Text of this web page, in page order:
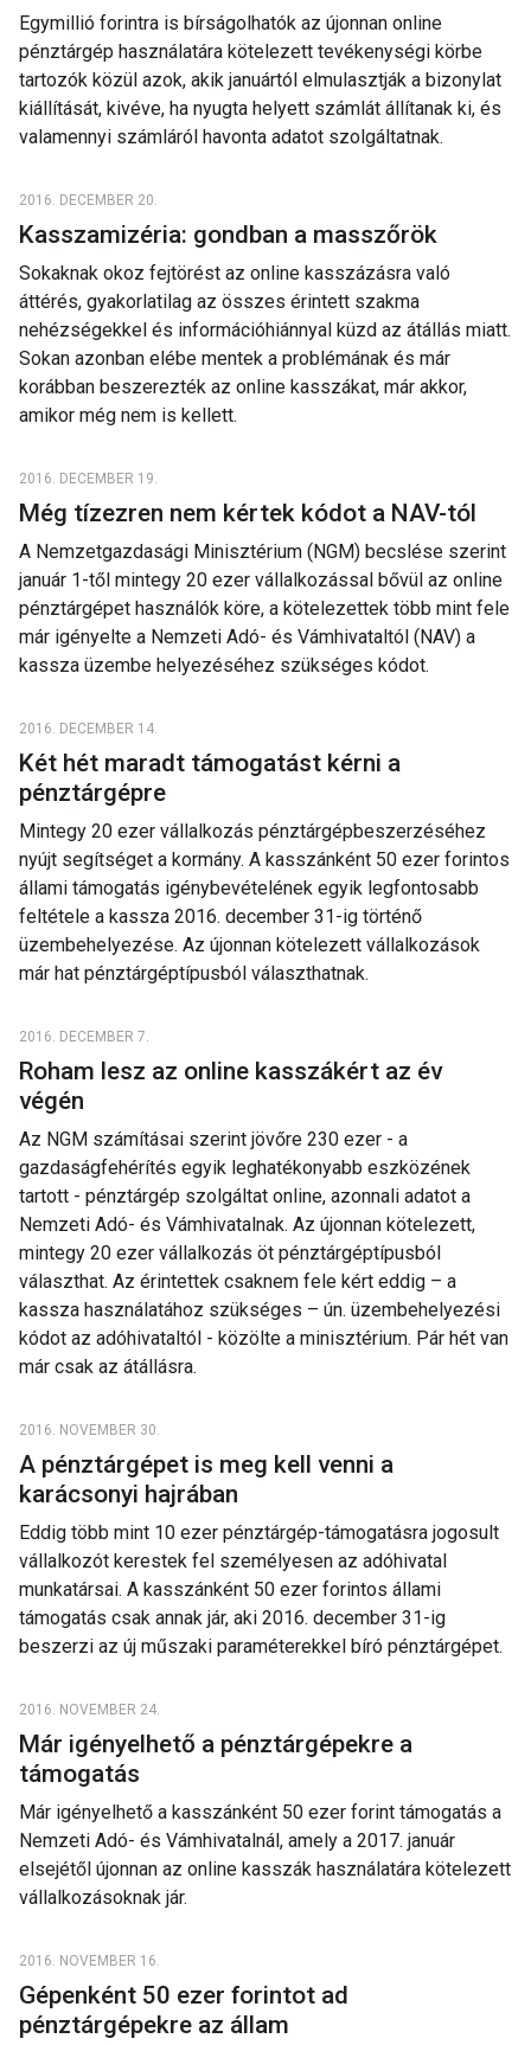
Egymillió forintra is bírságolhatók az újonnan online
pénztárgép használatára kötelezett tevékenységi körbe
tartozók közül azok, akik januártól elmulasztják a bizonylat
kiállítását, kivéve, ha nyugta helyett számlát állítanak ki, és
valamennyi számláról havonta adatot szolgáltatnak.
2016. DECEMBER 20.
Kasszamizéria: gondban a masszőrök
Sokaknak okoz fejtörést az online kasszázásra való
áttérés, gyakorlatilag az összes érintett szakma
nehézségekkel és információhiánnyal küzd az átállás miatt.
Sokan azonban elébe mentek a problémának és már
korábban beszerezték az online kasszákat, már akkor,
amikor még nem is kellett.
2016. DECEMBER 19.
Még tízezren nem kértek kódot a NAV-tól
A Nemzetgazdasági Minisztérium (NGM) becslése szerint
január 1-től mintegy 20 ezer vállalkozással bővül az online
pénztárgépet használók köre, a kötelezettek több mint fele
már igényelte a Nemzeti Adó- és Vámhivataltól (NAV) a
kassza üzembe helyezéséhez szükséges kódot.
2016. DECEMBER 14.
Két hét maradt támogatást kérni a
pénztárgépre
Mintegy 20 ezer vállalkozás pénztárgépbeszerzéséhez
nyújt segítséget a kormány. A kasszánként 50 ezer forintos
állami támogatás igénybevételének egyik legfontosabb
feltétele a kassza 2016. december 31-ig történő
üzembehelyezése. Az újonnan kötelezett vállalkozások
már hat pénztárgéptípusból választhatnak.
2016. DECEMBER 7.
Roham lesz az online kasszákért az év
végén
Az NGM számításai szerint jövőre 230 ezer - a
gazdaságfehérítés egyik leghatékonyabb eszközének
tartott - pénztárgép szolgáltat online, azonnali adatot a
Nemzeti Adó- és Vámhivatalnak. Az újonnan kötelezett,
mintegy 20 ezer vállalkozás öt pénztárgéptípusból
választhat. Az érintettek csaknem fele kért eddig – a
kassza használatához szükséges – ún. üzembehelyezési
kódot az adóhivataltól - közölte a minisztérium. Pár hét van
már csak az átállásra.
2016. NOVEMBER 30.
A pénztárgépet is meg kell venni a
karácsonyi hajrában
Eddig több mint 10 ezer pénztárgép-támogatásra jogosult
vállalkozót kerestek fel személyesen az adóhivatal
munkatársai. A kasszánként 50 ezer forintos állami
támogatás csak annak jár, aki 2016. december 31-ig
beszerzi az új műszaki paraméterekkel bíró pénztárgépet.
2016. NOVEMBER 24.
Már igényelhető a pénztárgépekre a
támogatás
Már igényelhető a kasszánként 50 ezer forint támogatás a
Nemzeti Adó- és Vámhivatalnál, amely a 2017. január
elsejétől újonnan az online kasszák használatára kötelezett
vállalkozásoknak jár.
2016. NOVEMBER 16.
Gépenként 50 ezer forintot ad
pénztárgépekre az állam